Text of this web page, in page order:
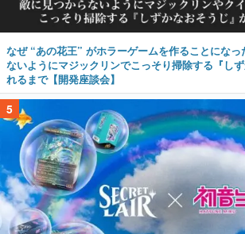
なぜ “あの花王” がホラーゲームを作ることにな
ないようにマジックリンでこっそり掃除する『し
れるまで【開発座談会】
5